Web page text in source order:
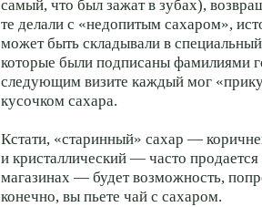
самый, что был зажат в зубах),
те делали с «недопитым сахаром»,
может быть складывали в
которые были подписаны фамилиями
следующим визите каждый мог
кусочком сахара.
Кстати, «старинный» сахар —
и кристаллический — часто
магазинах — будет возможность,
конечно, вы пьете чай с сахаром.